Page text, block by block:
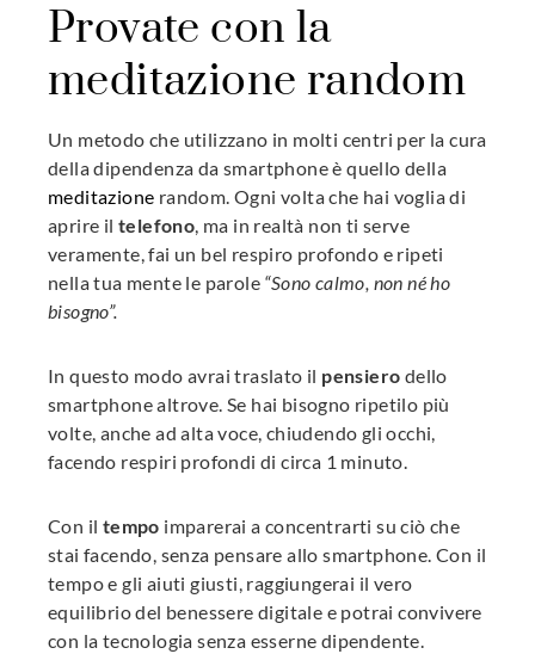
Provate con la
meditazione random
Un metodo che utilizzano in molti centri per la cura
della dipendenza da smartphone è quello della
meditazione random. Ogni volta che hai voglia di
aprire iltelefono, ma in realtà non ti serve
veramente, fai un bel respiro profondo e ripeti
nella tua mente le parole “Sono calmo, non né ho
bisogno”.
In questo modo avrai traslato il pensiero dello
smartphone altrove. Se hai bisogno ripetilo più
volte, anche ad alta voce, chiudendo gli occhi,
facendo respiri profondi di circa 1 minuto.
Con il tempo imparerai a concentrarti su ciò che
stai facendo, senza pensare allo smartphone. Con il
tempo e gli aiuti giusti, raggiungerai il vero
equilibrio del benessere digitale e potrai convivere
con la tecnologia senza esserne dipendente.